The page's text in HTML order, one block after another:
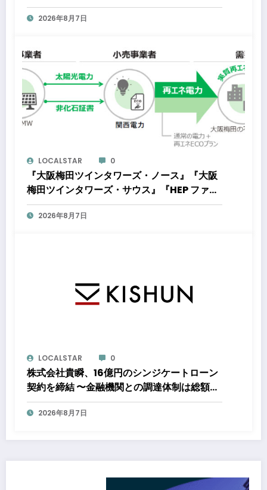
2026年8月7日
LOCALSTAR 0
『大阪梅田ツインタワーズ・ノース』『大阪
梅田ツインタワーズ・サウス』『HEP ファイ
ブ』において8月下旬から「オフサイト型コ
ーポレートPPA」による再生可能エネルギー
2026年8月7日
LOCALSTAR 0
株式会社貴瞬、16億円のシンジケートローン
契約を締結 〜金融機関との調達体制は総額約
80億円規模へ。DX・海外展開をはじめとし
た成長投資を加速～
2026年8月7日